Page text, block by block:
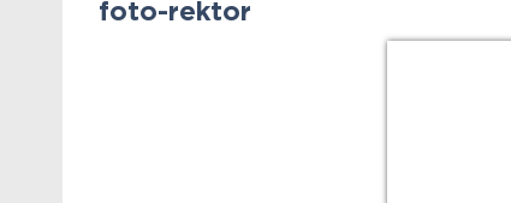
foto-rektor